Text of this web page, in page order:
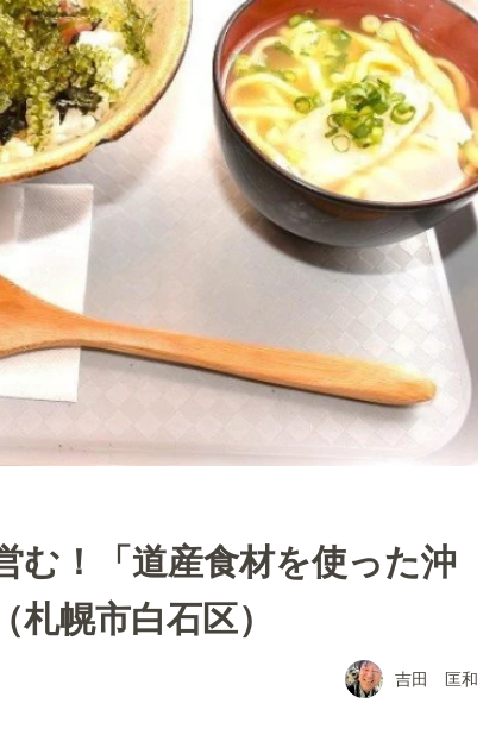
む！「道産食材を使った沖
幌市白石区）
吉田 匡和